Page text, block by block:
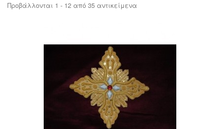
Προβάλλονται 1 - 12 από 35 αντικείμενα